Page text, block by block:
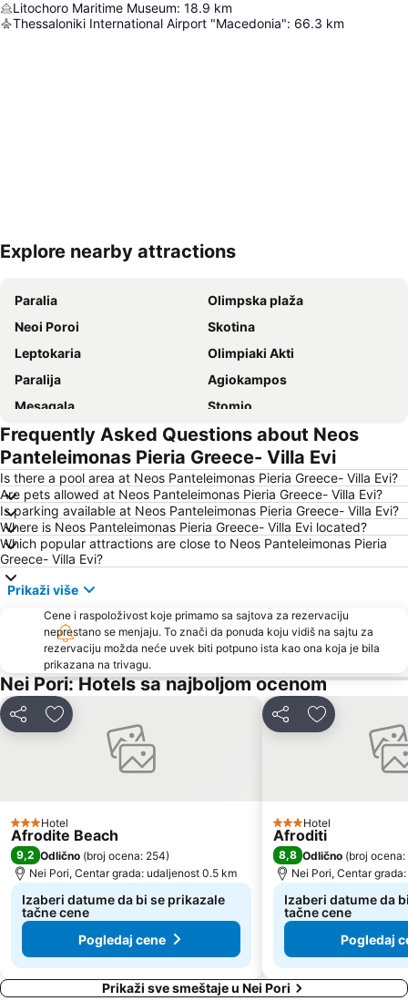
Litochoro Maritime Museum: 18.9 km
Thessaloniki International Airport "Macedonia": 66.3 km
Explore nearby attractions
Paralia
Olimpska plaža
Neoi Poroi
Skotina
Leptokaria
Olimpiaki Akti
Paralija
Agiokampos
Mesagala
Stomio
Limani Paralia Katerini
Korinos
Koutsoupia
Kallithea
Olympos
Velika
Mount Olympus
The port of Platamona
Ηistoric Centre of Larisa
Frequently Asked Questions about Neos
Panteleimonas Pieria Greece- Villa Evi
Is there a pool area at Neos Panteleimonas Pieria Greece- Villa Evi?
Are pets allowed at Neos Panteleimonas Pieria Greece- Villa Evi?
Is parking available at Neos Panteleimonas Pieria Greece- Villa Evi?
Where is Neos Panteleimonas Pieria Greece- Villa Evi located?
Which popular attractions are close to Neos Panteleimonas Pieria
Greece- Villa Evi?
Prikaži više
Cene i raspoloživost koje primamo sa sajtova za rezervaciju
neprestano se menjaju. To znači da ponuda koju vidiš na sajtu za
rezervaciju možda neće uvek biti potpuno ista kao ona koja je bila
prikazana na trivagu.
Nei Pori: Hotels sa najboljom ocenom
Deli Dodati u favorite
3 Zvezdice
Hotel
Afrodite Beach
9,2 Odlično (broj ocena: 254)
Nei Pori, Centar grada: udaljenost 0.5 km
Izaberi datume da bi se prikazale
tačne cene
Pogledaj cene
Deli Dodati u
3 Zvezdice
Hotel
Afroditi
8,8 Odlično (broj
Nei Pori, Centar
Izaberi datume da
tačne cene
Pogledaj
Prikaži sve smeštaje u Nei Pori